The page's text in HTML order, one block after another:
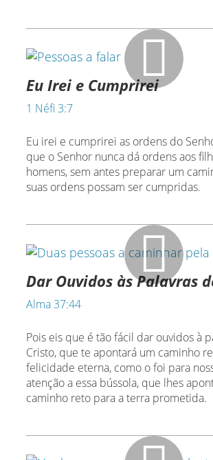
Eu Irei e Cumprirei
1 Néfi 3:7
Eu irei e cumprirei as ordens do
que o Senhor nunca dá ordens aos
homens, sem antes preparar um
suas ordens possam ser cumpridas.
Dar Ouvidos às Palavras
Alma 37:44
Pois eis que é tão fácil dar ouvidos à
Cristo, que te apontará um caminho
felicidade eterna, como o foi para
atenção a essa bússola, que lhes
caminho reto para a terra prometida.